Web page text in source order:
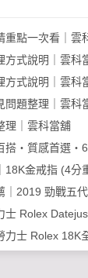
重點一次看｜雲
方式說明｜雲科
方式說明｜雲科
問題整理｜雲科
理｜雲科當舖
感首選・6.8錢・依
戒指 (4分重) 福字造型
勁戰五代流當車，里
Datejust 69178 經
18K全金十鑽女錶